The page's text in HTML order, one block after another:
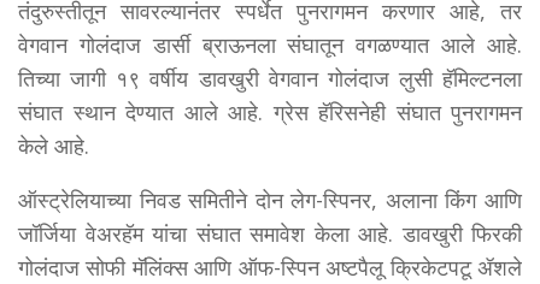
तंदुरुस्तीतून सावरल्यानंतर स्पर्धेत पुनरागमन करणार आहे, तर
वेगवान गोलंदाज डार्सी ब्राऊनला संघातून वगळण्यात आले आहे.
तिच्या जागी १९ वर्षीय डावखुरी वेगवान गोलंदाज लुसी हॅमिल्टनला
संघात स्थान देण्यात आले आहे. ग्रेस हॅरिसनेही संघात पुनरागमन
केले आहे.
ऑस्ट्रेलियाच्या निवड समितीने दोन लेग-स्पिनर, अलाना किंग आणि
जॉर्जिया वेअरहॅम यांचा संघात समावेश केला आहे. डावखुरी फिरकी
गोलंदाज सोफी मॅलिंक्स आणि ऑफ-स्पिन अष्टपैलू क्रिकेटपटू ॲशले